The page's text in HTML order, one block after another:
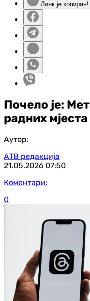
Линк је копиран!
Почело је:
радних
Аутор:
АТВ редакција
21.05.2026 07:50
Коментари:
0